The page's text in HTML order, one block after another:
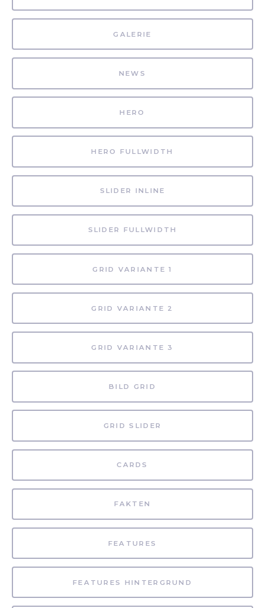
GALERIE
NEWS
HERO
HERO FULLWIDTH
SLIDER INLINE
SLIDER FULLWIDTH
GRID VARIANTE 1
GRID VARIANTE 2
GRID VARIANTE 3
BILD GRID
GRID SLIDER
CARDS
FAKTEN
FEATURES
FEATURES HINTERGRUND